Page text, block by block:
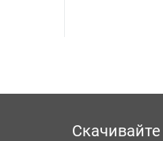
Скачивайте